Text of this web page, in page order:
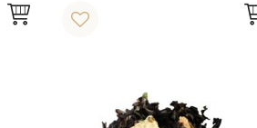
Lägg till i favoriter